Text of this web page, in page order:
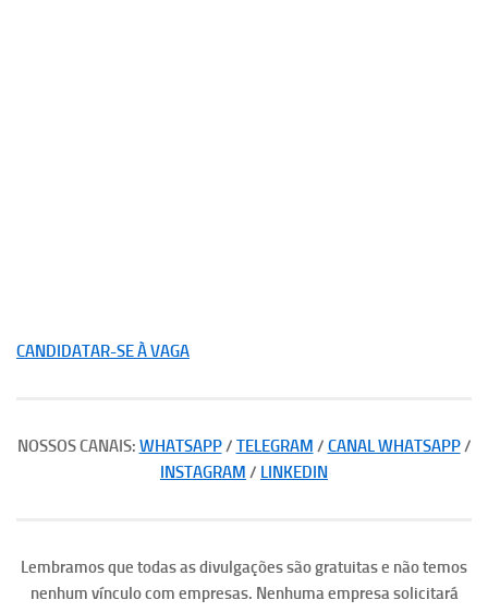
CANDIDATAR-SE À VAGA
NOSSOS CANAIS: WHATSAPP/ TELEGRAM / CANAL WHATSAPP/
INSTAGRAM / LINKEDIN
Lembramos que todas as divulgações são gratuitas e não temos
nenhum vínculo com empresas. Nenhuma empresa solicitará